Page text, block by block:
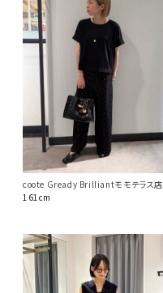
coote Gready Brilliantモモテラス店
161cm